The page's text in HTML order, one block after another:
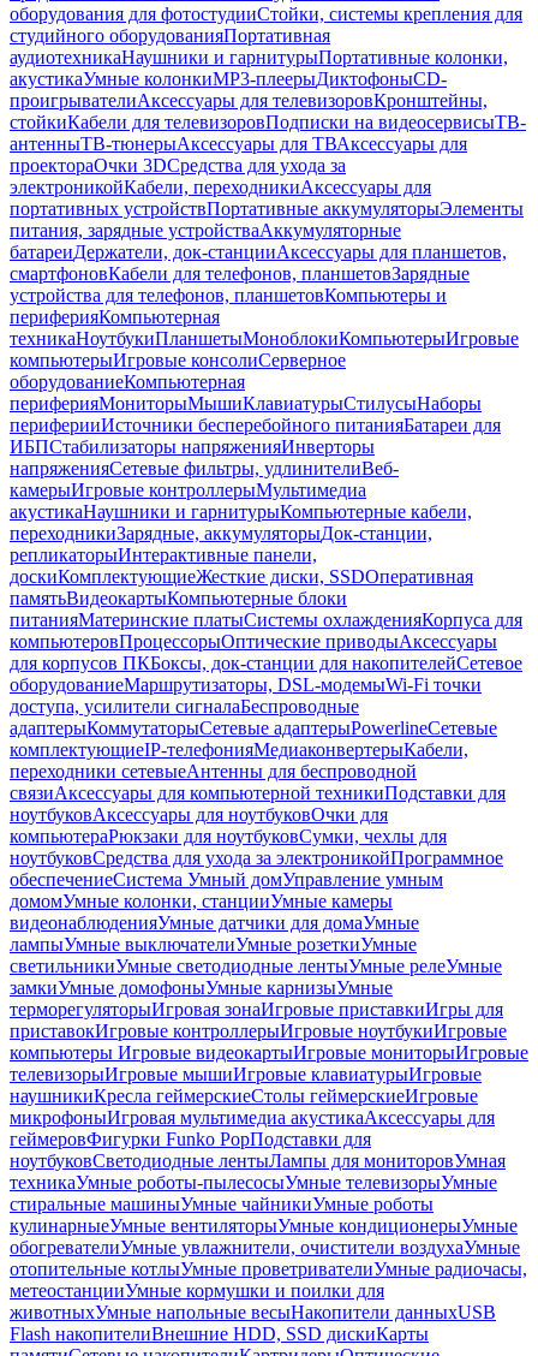
оборудования для фотостудииСтойки, системы крепления для
студийного оборудованияПортативная
аудиотехникаНаушники и гарнитурыПортативные колонки,
акустикаУмные колонкиMP3-плеерыДиктофоныCD-
проигрывателиАксессуары для телевизоровКронштейны,
стойкиКабели для телевизоровПодписки на видеосервисыТВ-
антенныТВ-тюнерыАксессуары для ТВАксессуары для
проектораОчки 3DСредства для ухода за
электроникойКабели, переходникиАксессуары для
портативных устройствПортативные аккумуляторыЭлементы
питания, зарядные устройстваАккумуляторные
батареиДержатели, док-станцииАксессуары для планшетов,
смартфоновКабели для телефонов, планшетовЗарядные
устройства для телефонов, планшетовКомпьютеры и
периферияКомпьютерная
техникаНоутбукиПланшетыМоноблокиКомпьютерыИгровые
компьютерыИгровые консолиСерверное
оборудованиеКомпьютерная
периферияМониторыМышиКлавиатурыСтилусыНаборы
периферииИсточники бесперебойного питанияБатареи для
ИБПСтабилизаторы напряженияИнверторы
напряженияСетевые фильтры, удлинителиВеб-
камерыИгровые контроллерыМультимедиа
акустикаНаушники и гарнитурыКомпьютерные кабели,
переходникиЗарядные, аккумуляторыДок-станции,
репликаторыИнтерактивные панели,
доскиКомплектующиеЖесткие диски, SSDОперативная
памятьВидеокартыКомпьютерные блоки
питанияМатеринские платыСистемы охлажденияКорпуса для
компьютеровПроцессорыОптические приводыАксессуары
для корпусов ПКБоксы, док-станции для накопителейСетевое
оборудованиеМаршрутизаторы, DSL-модемыWi-Fi точки
доступа, усилители сигналаБеспроводные
адаптерыКоммутаторыСетевые адаптерыPowerlineСетевые
комплектующиеIP-телефонияМедиаконвертерыКабели,
переходники сетевыеАнтенны для беспроводной
связиАксессуары для компьютерной техникиПодставки для
ноутбуковАксессуары для ноутбуковОчки для
компьютераРюкзаки для ноутбуковСумки, чехлы для
ноутбуковСредства для ухода за электроникойПрограммное
обеспечениеСистема Умный домУправление умным
домомУмные колонки, станцииУмные камеры
видеонаблюденияУмные датчики для домаУмные
лампыУмные выключателиУмные розеткиУмные
светильникиУмные светодиодные лентыУмные релеУмные
замкиУмные домофоныУмные карнизыУмные
терморегуляторыИгровая зонаИгровые приставкиИгры для
приставокИгровые контроллерыИгровые ноутбукиИгровые
компьютеры Игровые видеокартыИгровые мониторыИгровые
телевизорыИгровые мышиИгровые клавиатурыИгровые
наушникиКресла геймерскиеСтолы геймерскиеИгровые
микрофоныИгровая мультимедиа акустикаАксессуары для
геймеровФигурки Funko PopПодставки для
ноутбуковСветодиодные лентыЛампы для мониторовУмная
техникаУмные роботы-пылесосыУмные телевизорыУмные
стиральные машиныУмные чайникиУмные роботы
кулинарныеУмные вентиляторыУмные кондиционерыУмные
обогревателиУмные увлажнители, очистители воздухаУмные
отопительные котлыУмные проветривателиУмные радиочасы,
метеостанцииУмные кормушки и поилки для
животныхУмные напольные весыНакопители данныхUSB
Flash накопителиВнешние HDD, SSD дискиКарты